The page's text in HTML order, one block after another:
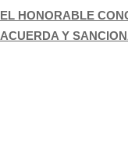
EL HONORABLE
ACUERDA Y